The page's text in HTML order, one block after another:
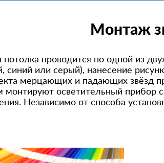
Монтаж
потолка проводится по одной из
синий или серый), нанесение
мерцающих и падающих звёзд
осветительный
Независимо от способа